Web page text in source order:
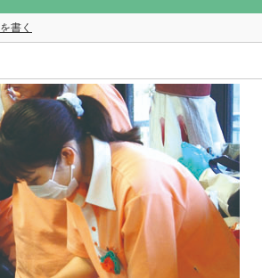
書く